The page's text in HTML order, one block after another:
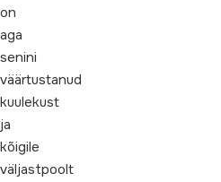
on
aga
senini
väärtustanud
kuulekust
ja
kõigile
väljastpoolt